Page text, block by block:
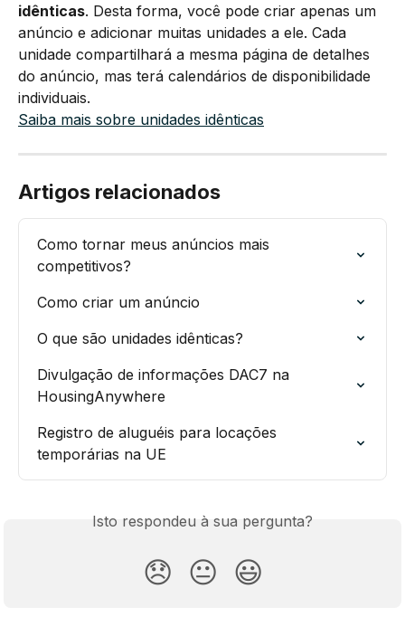
idênticas. Desta forma, você pode criar apenas um
anúncio e adicionar muitas unidades a ele. Cada
unidade compartilhará a mesma página de detalhes
do anúncio, mas terá calendários de disponibilidade
individuais.
Saiba mais sobre unidades idênticas
Artigos relacionados
Como tornar meus anúncios mais
competitivos?
Como criar um anúncio
O que são unidades idênticas?
Divulgação de informações DAC7 na
HousingAnywhere
Registro de aluguéis para locações
temporárias na UE
Isto respondeu à sua pergunta?
😞 😐 😃